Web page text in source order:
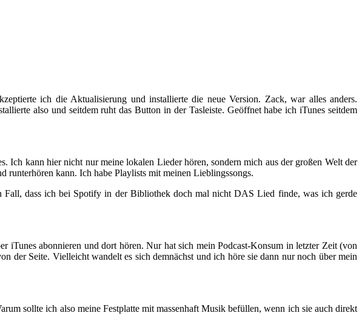
ich die Aktualisierung und installierte die neue Version. Zack, war alles anders.
also und seitdem ruht das Button in der Tasleiste. Geöffnet habe ich iTunes seitdem
kann hier nicht nur meine lokalen Lieder hören, sondern mich aus der großen Welt der
runterhören kann. Ich habe Playlists mit meinen Lieblingssongs.
dass ich bei Spotify in der Bibliothek doch mal nicht DAS Lied finde, was ich gerde
iTunes abonnieren und dort hören. Nur hat sich mein Podcast-Konsum in letzter Zeit (von
der Seite. Vielleicht wandelt es sich demnächst und ich höre sie dann nur noch über mein
sollte ich also meine Festplatte mit massenhaft Musik befüllen, wenn ich sie auch direkt